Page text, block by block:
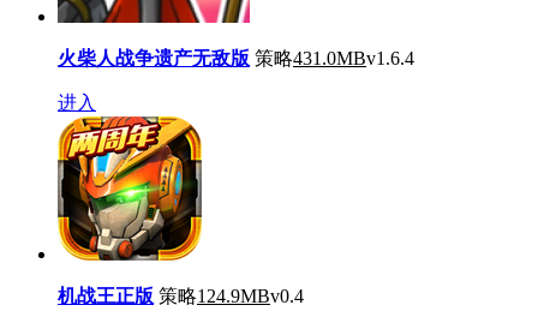
火柴人战争遗产无敌版 策略431.0MBv1.6.4
进入
机战王正版 策略124.9MBv0.4